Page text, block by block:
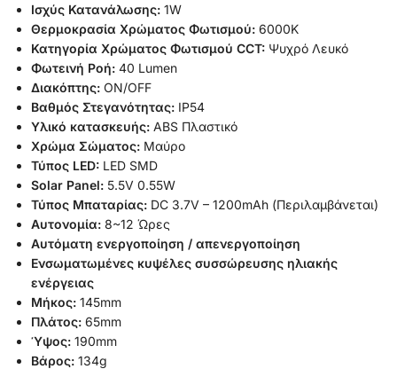
Ισχύς Κατανάλωσης: 1W
Θερμοκρασία Χρώματος Φωτισμού: 6000Κ
Κατηγορία Χρώματος Φωτισμού CCT: Ψυχρό Λευκό
Φωτεινή Ροή: 40 Lumen
Διακόπτης: ON/OFF
Βαθμός Στεγανότητας: IP54
Υλικό κατασκευής: ABS Πλαστικό
Χρώμα Σώματος: Μαύρο
Τύπος LED: LED SMD
Solar Panel: 5.5V 0.55W
Τύπος Μπαταρίας: DC 3.7V – 1200mAh (Περιλαμβάνεται)
Αυτονομία: 8~12 Ώρες
Αυτόματη ενεργοποίηση / απενεργοποίηση
Ενσωματωμένες κυψέλες συσσώρευσης ηλιακής
ενέργειας
Μήκος: 145mm
Πλάτος: 65mm
Ύψος: 190mm
Βάρος: 134g